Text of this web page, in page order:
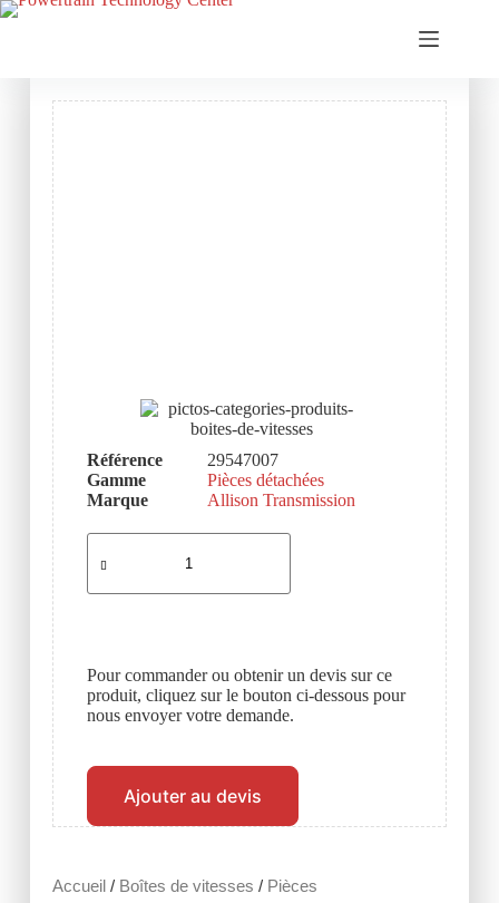
Accueil/ Boîtes de vitesses / Pièces
Référence
29547007
Gamme
Pièces détachées
Marque
Allison Transmission
Pour commander ou obtenir un devis sur ce
produit, cliquez sur le bouton ci-dessous pour
nous envoyer votre demande.
Ajouter au devis